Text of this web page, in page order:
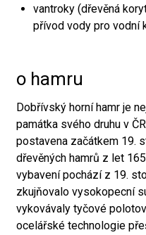
vantroky (dřevěná
přívod vody pro vodní
o hamru
Dobřívský horní hamr je
památka svého druhu v
postavena začátkem 19.
dřevěných hamrů z let
vybavení pochází z 19.
zkujňovalo vysokopecní
vykovávaly tyčové
ocelářské technologie